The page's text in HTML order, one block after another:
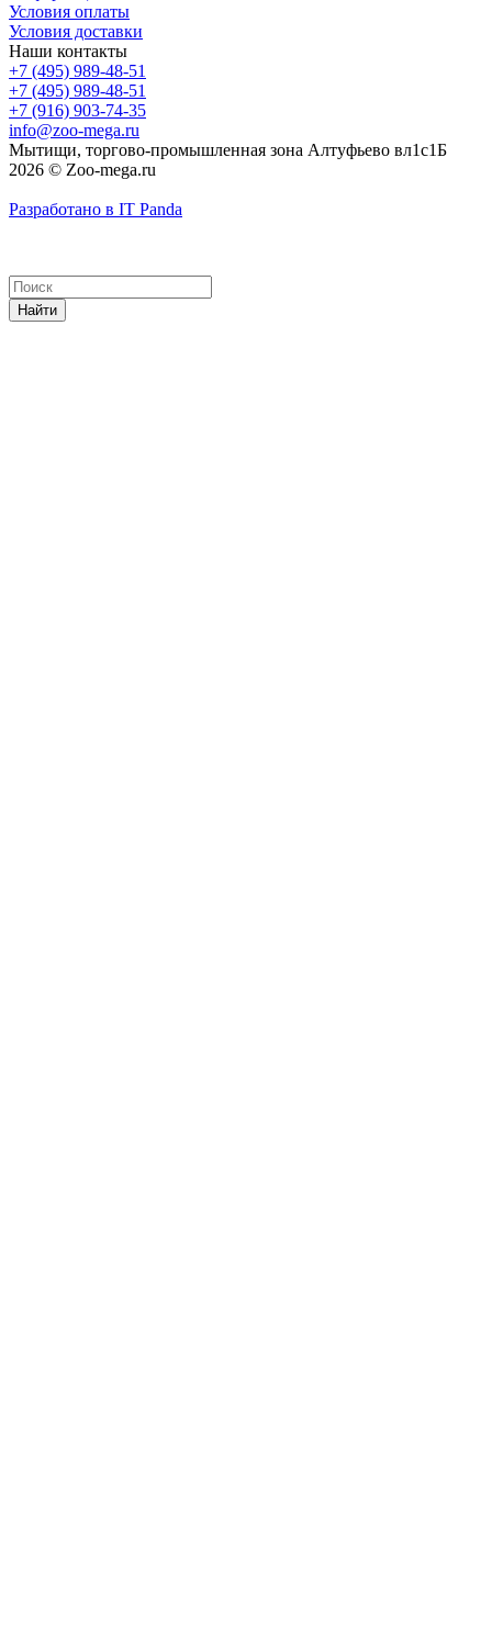
Условия оплаты
Условия доставки
Наши контакты
+7 (495) 989-48-51
+7 (495) 989-48-51
+7 (916) 903-74-35
info@zoo-mega.ru
Мытищи, торгово-промышленная зона Алтуфьево вл1с1Б
2026 © Zoo-mega.ru
Разработано в IT Panda
Найти